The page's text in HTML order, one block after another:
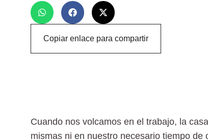
Copiar enlace para compartir
Cuando nos volcamos en el trabajo, la
mismas ni en nuestro necesario tiempo